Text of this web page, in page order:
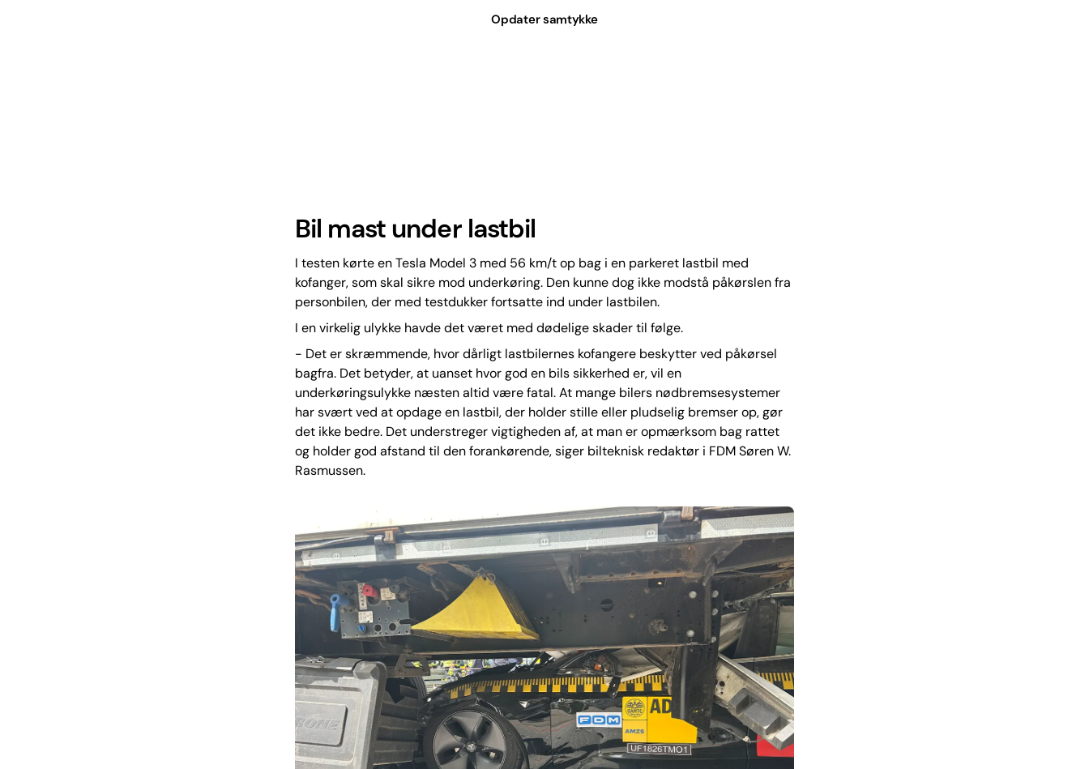
Opdater samtykke
Bil mast under lastbil
I testen kørte en Tesla Model 3 med 56 km/t op bag i en parkeret lastbil med
kofanger, som skal sikre mod underkøring. Den kunne dog ikke modstå påkørslen fra
personbilen, der med testdukker fortsatte ind under lastbilen.
I en virkelig ulykke havde det været med dødelige skader til følge.
- Det er skræmmende, hvor dårligt lastbilernes kofangere beskytter ved påkørsel
bagfra. Det betyder, at uanset hvor god en bils sikkerhed er, vil en
underkøringsulykke næsten altid være fatal. At mange bilers nødbremsesystemer
har svært ved at opdage en lastbil, der holder stille eller pludselig bremser op, gør
det ikke bedre. Det understreger vigtigheden af, at man er opmærksom bag rattet
og holder god afstand til den forankørende, siger bilteknisk redaktør i FDM Søren W.
Rasmussen.